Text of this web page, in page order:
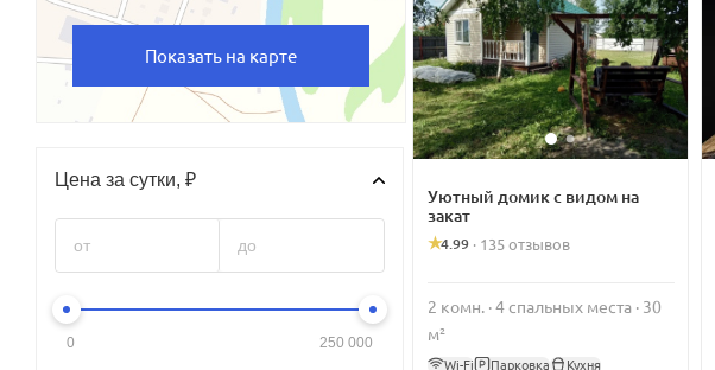
Уютный домик с видом на
закат
4.99 · 135 отзывов
2 комн. · 4 спальных места · 30
м²
Wi-Fi Парковка Кухня
Показать на карте
Цена за сутки, ₽
0 250 000